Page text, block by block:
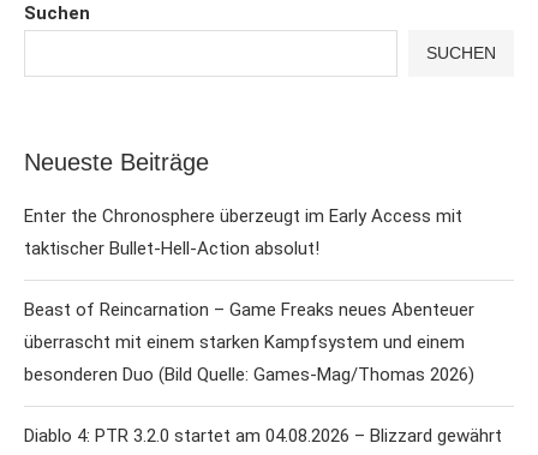
Suchen
SUCHEN
Neueste Beiträge
Enter the Chronosphere überzeugt im Early Access mit
taktischer Bullet-Hell-Action absolut!
Beast of Reincarnation – Game Freaks neues Abenteuer
überrascht mit einem starken Kampfsystem und einem
besonderen Duo (Bild Quelle: Games-Mag/Thomas 2026)
Diablo 4: PTR 3.2.0 startet am 04.08.2026 – Blizzard gewährt